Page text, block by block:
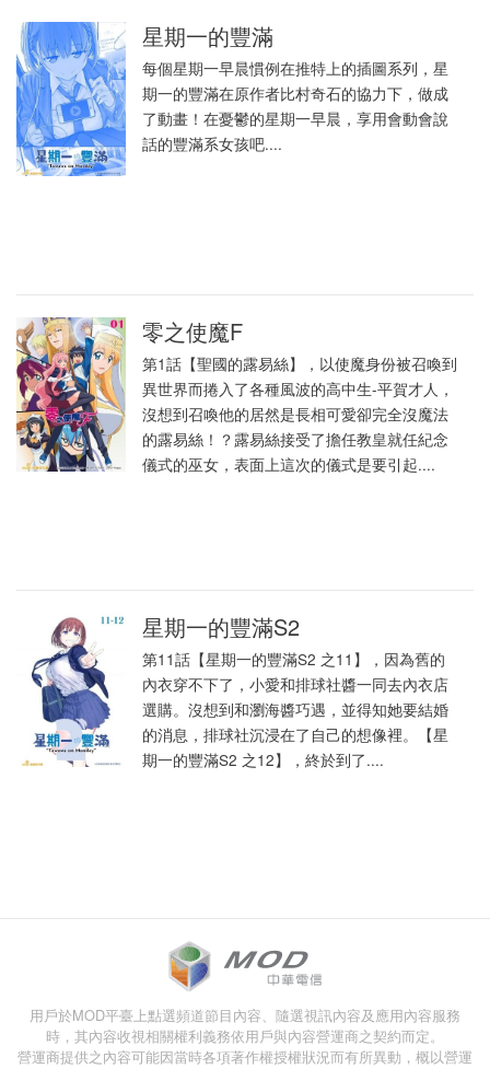
星期一的豐滿
每個星期一早晨慣例在推特上的插圖系列，星
期一的豐滿在原作者比村奇石的協力下，做成
了動畫！在憂鬱的星期一早晨，享用會動會說
話的豐滿系女孩吧....
零之使魔F
第1話【聖國的露易絲】，以使魔身份被召喚到
異世界而捲入了各種風波的高中生-平賀才人，
沒想到召喚他的居然是長相可愛卻完全沒魔法
的露易絲！？露易絲接受了擔任教皇就任紀念
儀式的巫女，表面上這次的儀式是要引起....
星期一的豐滿S2
第11話【星期一的豐滿S2 之11】，因為舊的
內衣穿不下了，小愛和排球社醬一同去內衣店
選購。沒想到和瀏海醬巧遇，並得知她要結婚
的消息，排球社沉浸在了自己的想像裡。【星
期一的豐滿S2 之12】，終於到了....
用戶於MOD平臺上點選頻道節目內容、隨選視訊內容及應用內容服務
時，其內容收視相關權利義務依用戶與內容營運商之契約而定。
營運商提供之內容可能因當時各項著作權授權狀況而有所異動，概以營運